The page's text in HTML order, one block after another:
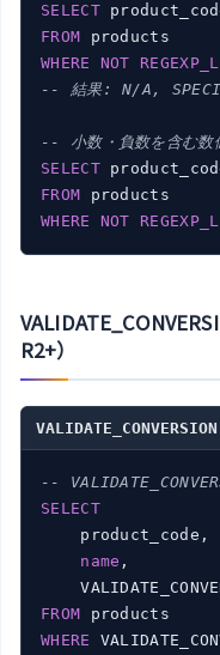
SELECT
FROM
WHERE
NOT
-- 結果: N/A,
-- 小数・負数を含む数
SELECT
FROM
WHERE
NOT
R2+）
--
SELECT
    product_code,
name ,
FROM
WHERE